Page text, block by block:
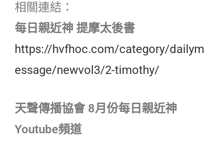
相關連結：
每日親近神 提摩太後書
https://hvfhoc.com/category/dailym
essage/newvol3/2-timothy/
天聲傳播協會 8月份每日親近神
Youtube頻道